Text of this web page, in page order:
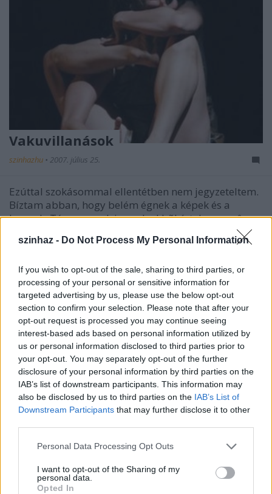
szinhaz - Do Not Process My Personal Information
If you wish to opt-out of the sale, sharing to third parties, or
processing of your personal or sensitive information for
targeted advertising by us, please use the below opt-out
section to confirm your selection. Please note that after your
opt-out request is processed you may continue seeing
interest-based ads based on personal information utilized by
us or personal information disclosed to third parties prior to
your opt-out. You may separately opt-out of the further
disclosure of your personal information by third parties on the
IAB’s list of downstream participants. This information may
also be disclosed by us to third parties on the IAB’s List of
Downstream Participants that may further disclose it to other
Please note that this website/app uses one or more Google
not limited to your visit or usage behaviour. You may click to
grant or deny consent to Google and its third-party tags to
Personal Data Processing Opt Outs
I want to opt-out of the Sharing of my
personal data.
Opted In
Vakuvillanások
szinhazhu • 2007. július 25.
Ezúttal szokásommal ellentétben nem jegyzeteltem.
Bíztam abban, hogy belém égnek a képek és a
hangok. Tán a szavak is, melyekbõl értelemszerûen
kevesebb van itt, Szegeden, hiszen a program egyik
fele deklaráltan tánc- és mozgásszínházi, és még a
is…
A Médeia sikere